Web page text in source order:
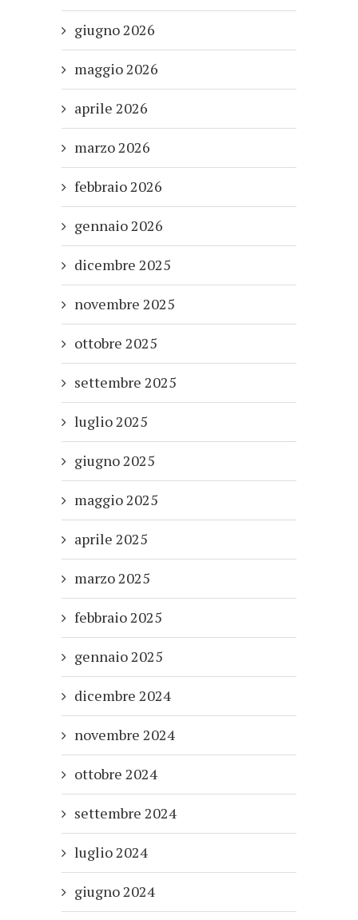
giugno 2026
maggio 2026
aprile 2026
marzo 2026
febbraio 2026
gennaio 2026
dicembre 2025
novembre 2025
ottobre 2025
settembre 2025
luglio 2025
giugno 2025
maggio 2025
aprile 2025
marzo 2025
febbraio 2025
gennaio 2025
dicembre 2024
novembre 2024
ottobre 2024
settembre 2024
luglio 2024
giugno 2024